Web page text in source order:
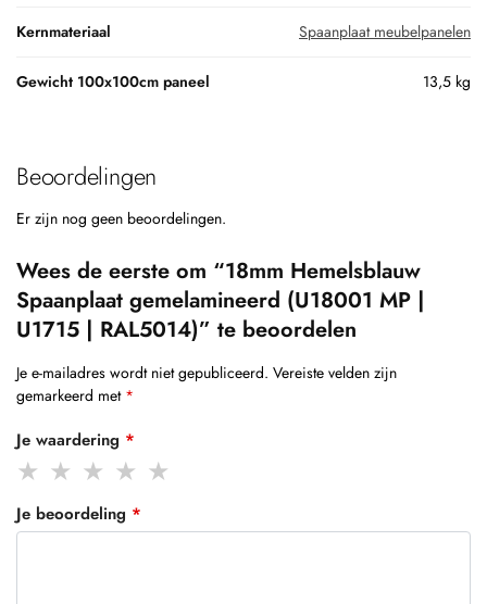
Kernmateriaal Spaanplaat meubelpanelen
Gewicht 100x100cm paneel 13,5 kg
Beoordelingen
Er zijn nog geen beoordelingen.
Wees de eerste om “18mm Hemelsblauw
Spaanplaat gemelamineerd (U18001 MP |
U1715 | RAL5014)” te beoordelen
Je e-mailadres wordt niet gepubliceerd. Vereiste velden zijn
gemarkeerd met *
Je waardering *
Je beoordeling *